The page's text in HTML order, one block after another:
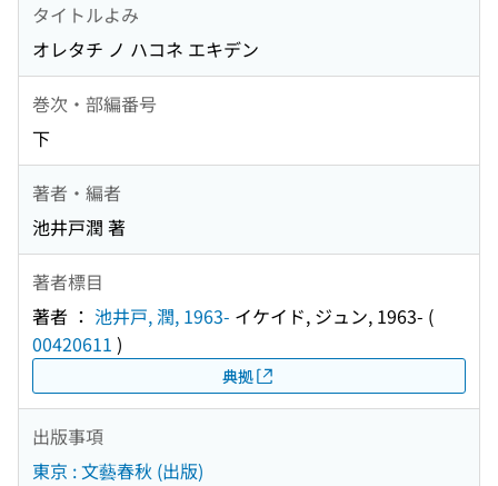
タイトルよみ
オレタチ ノ ハコネ エキデン
巻次・部編番号
下
著者・編者
池井戸潤 著
著者標目
著者 ： 池井戸, 潤, 1963- イケイド, ジュン, 1963- (
00420611 )
典拠
出版事項
東京 : 文藝春秋 (出版)